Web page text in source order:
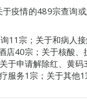
疫情的489宗查询
11宗；关于和病人
店40宗；关于核酸
于申请解除红、黄码
服务1宗；关于其他1